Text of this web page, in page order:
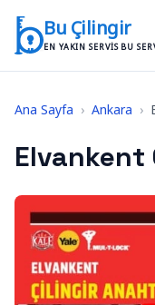
Bu Çilingir
EN YAKIN SERVIS BU
Ana Sayfa › Ankara ›
Elvankent